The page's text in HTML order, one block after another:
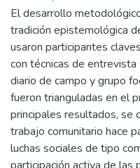
El desarrollo
tradición epistemológica
usaron participantes
con técnicas de
diario de campo y grupo
fueron trianguladas en el
principales resultados, se
trabajo comunitario hace
luchas sociales de tipo